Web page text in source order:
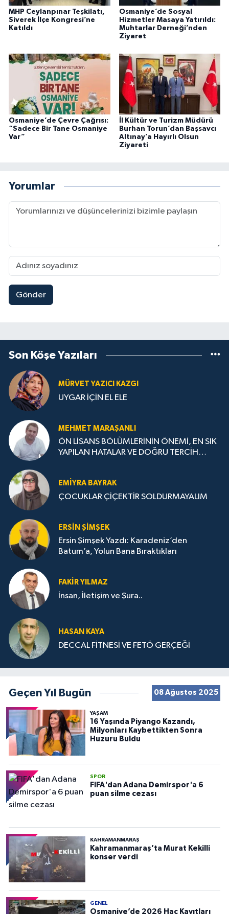
MHP Ceylanpınar Teşkilatı,
Siverek İlçe Kongresi’ne
Katıldı
Osmaniye’de Sosyal
Hizmetler Masaya Yatırıldı:
Muhtarlar Derneği’nden
Ziyaret
Osmaniye’de Çevre Çağrısı:
“Sadece Bir Tane Osmaniye
Var”
İl Kültür ve Turizm Müdürü
Burhan Torun’dan Başsavcı
Altınay’a Hayırlı Olsun
Ziyareti
Yorumlar
Gönder
Son Köşe Yazıları
MÜRVET YAZICI KAZGI
UYGAR İÇİN EL ELE
MEHMET MARAŞANLI
ÖN LİSANS BÖLÜMLERİNİN ÖNEMİ, EN SIK
YAPILAN HATALAR VE DOĞRU TERCİH
EMIYRA BAYRAK
ÇOCUKLAR ÇİÇEKTİR SOLDURMAYALIM
ERSIN ŞIMŞEK
Ersin Şimşek Yazdı: Karadeniz’den
Batum’a, Yolun Bana Bıraktıkları
FAKIR YILMAZ
İnsan, İletişim ve Şura..
HASAN KAYA
DECCAL FİTNESİ VE FETÖ GERÇEĞİ
Geçen Yıl Bugün 08 Ağustos 2025
YAŞAM
16 Yaşında Piyango Kazandı,
Milyonları Kaybettikten Sonra
Huzuru Buldu
SPOR
FIFA'dan Adana Demirspor'a 6
puan silme cezası
KAHRAMANMARAŞ
Kahramanmaraş’ta Murat Kekilli
konser verdi
GENEL
Osmaniye’de 2026 Hac Kayıtları